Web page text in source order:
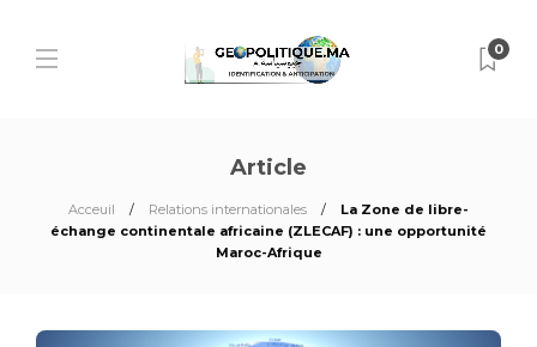
0
Article
Acceuil Relations internationales
La Zone de libre-
échange continentale africaine (ZLECAF) : une opportunité
Maroc-Afrique